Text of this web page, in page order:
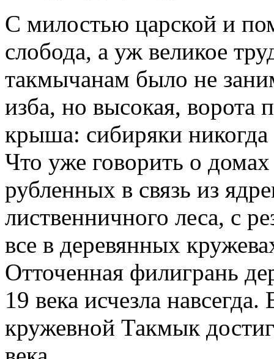
С милостью царской и
слобода, а уж великое
такмычанам было не
изба, но высокая, ворота
крыша: сибиряки
Что уже говорить о
рубленных в связь из
лиственничного леса, с
все в деревянных
Отточенная филигрань
19 века исчезла
кружевной Такмык